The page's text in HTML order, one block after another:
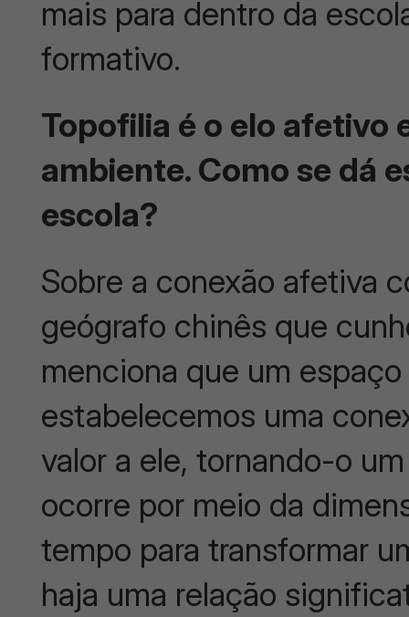
mais para dentro da
formativo.
Topofilia é o elo afetivo
ambiente. Como se dá
escola?
Sobre a conexão afetiva
geógrafo chinês que
menciona que um
estabelecemos uma
valor a ele, tornando-o
ocorre por meio da
tempo para transformar
haja uma relação